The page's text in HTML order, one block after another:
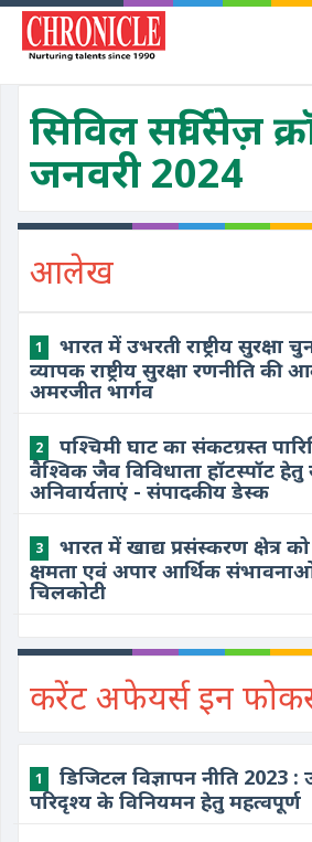
सिविल सर्विसेज़
जनवरी 2024
आलेख
1
भारत में उभरती राष्ट्रीय सुरक्षा
व्यापक राष्ट्रीय सुरक्षा रणनीति की
अमरजीत भार्गव
2
पश्चिमी घाट का संकटग्रस्त
वैश्विक जैव विविधाता हॉटस्पॉट हेतु
अनिवार्यताएं - संपादकीय डेस्क
3
भारत में खाद्य प्रसंस्करण क्षेत्र
क्षमता एवं अपार आर्थिक
चिलकोटी
करेंट अफेयर्स इन
1
डिजिटल विज्ञापन नीति 2023 :
परिदृश्य के विनियमन हेतु महत्वपूर्ण